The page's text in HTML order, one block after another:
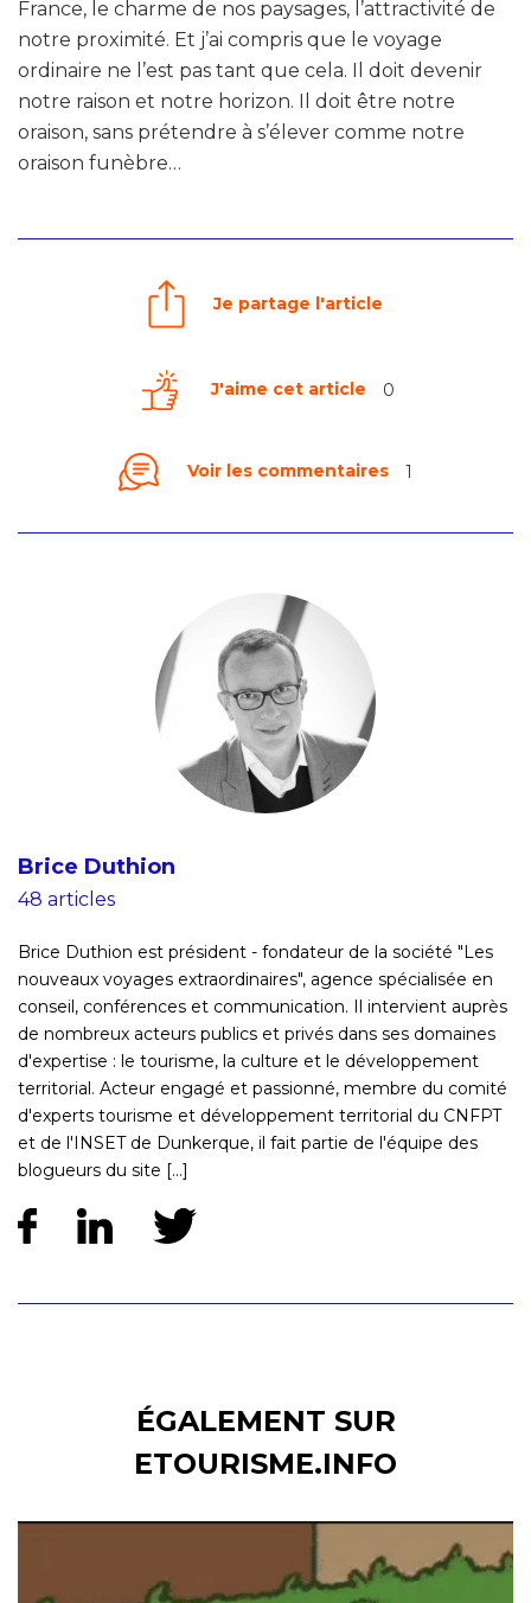
France, le charme de nos paysages, l’attractivité de
notre proximité. Et j’ai compris que le voyage
ordinaire ne l’est pas tant que cela. Il doit devenir
notre raison et notre horizon. Il doit être notre
oraison, sans prétendre à s’élever comme notre
oraison funèbre…
Je partage l'article
J'aime cet article 0
Voir les commentaires 1
Brice Duthion
48 articles
Brice Duthion est président - fondateur de la société "Les
nouveaux voyages extraordinaires", agence spécialisée en
conseil, conférences et communication. Il intervient auprès
de nombreux acteurs publics et privés dans ses domaines
d'expertise : le tourisme, la culture et le développement
territorial. Acteur engagé et passionné, membre du comité
d'experts tourisme et développement territorial du CNFPT
et de l'INSET de Dunkerque, il fait partie de l'équipe des
blogueurs du site [...]
ÉGALEMENT SUR
ETOURISME.INFO